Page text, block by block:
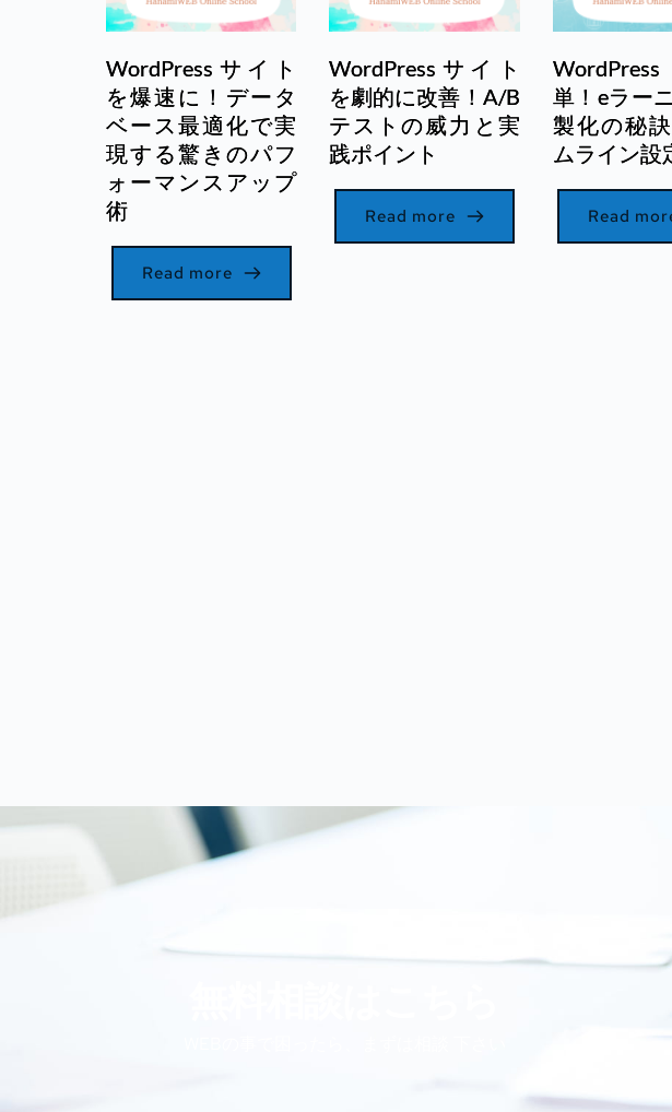
WordPressサイト
を爆速に！データ
ベース最適化で実
現する驚きのパフ
ォーマンスアップ
術
Read more
WordPressサイト
を劇的に改善！A/B
テストの威力と実
践ポイント
Read more
単！eラー
製化の秘
ムライン設
Read